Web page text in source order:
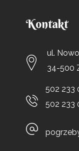
Kontakt
ul.
34-500
502 233
502 233